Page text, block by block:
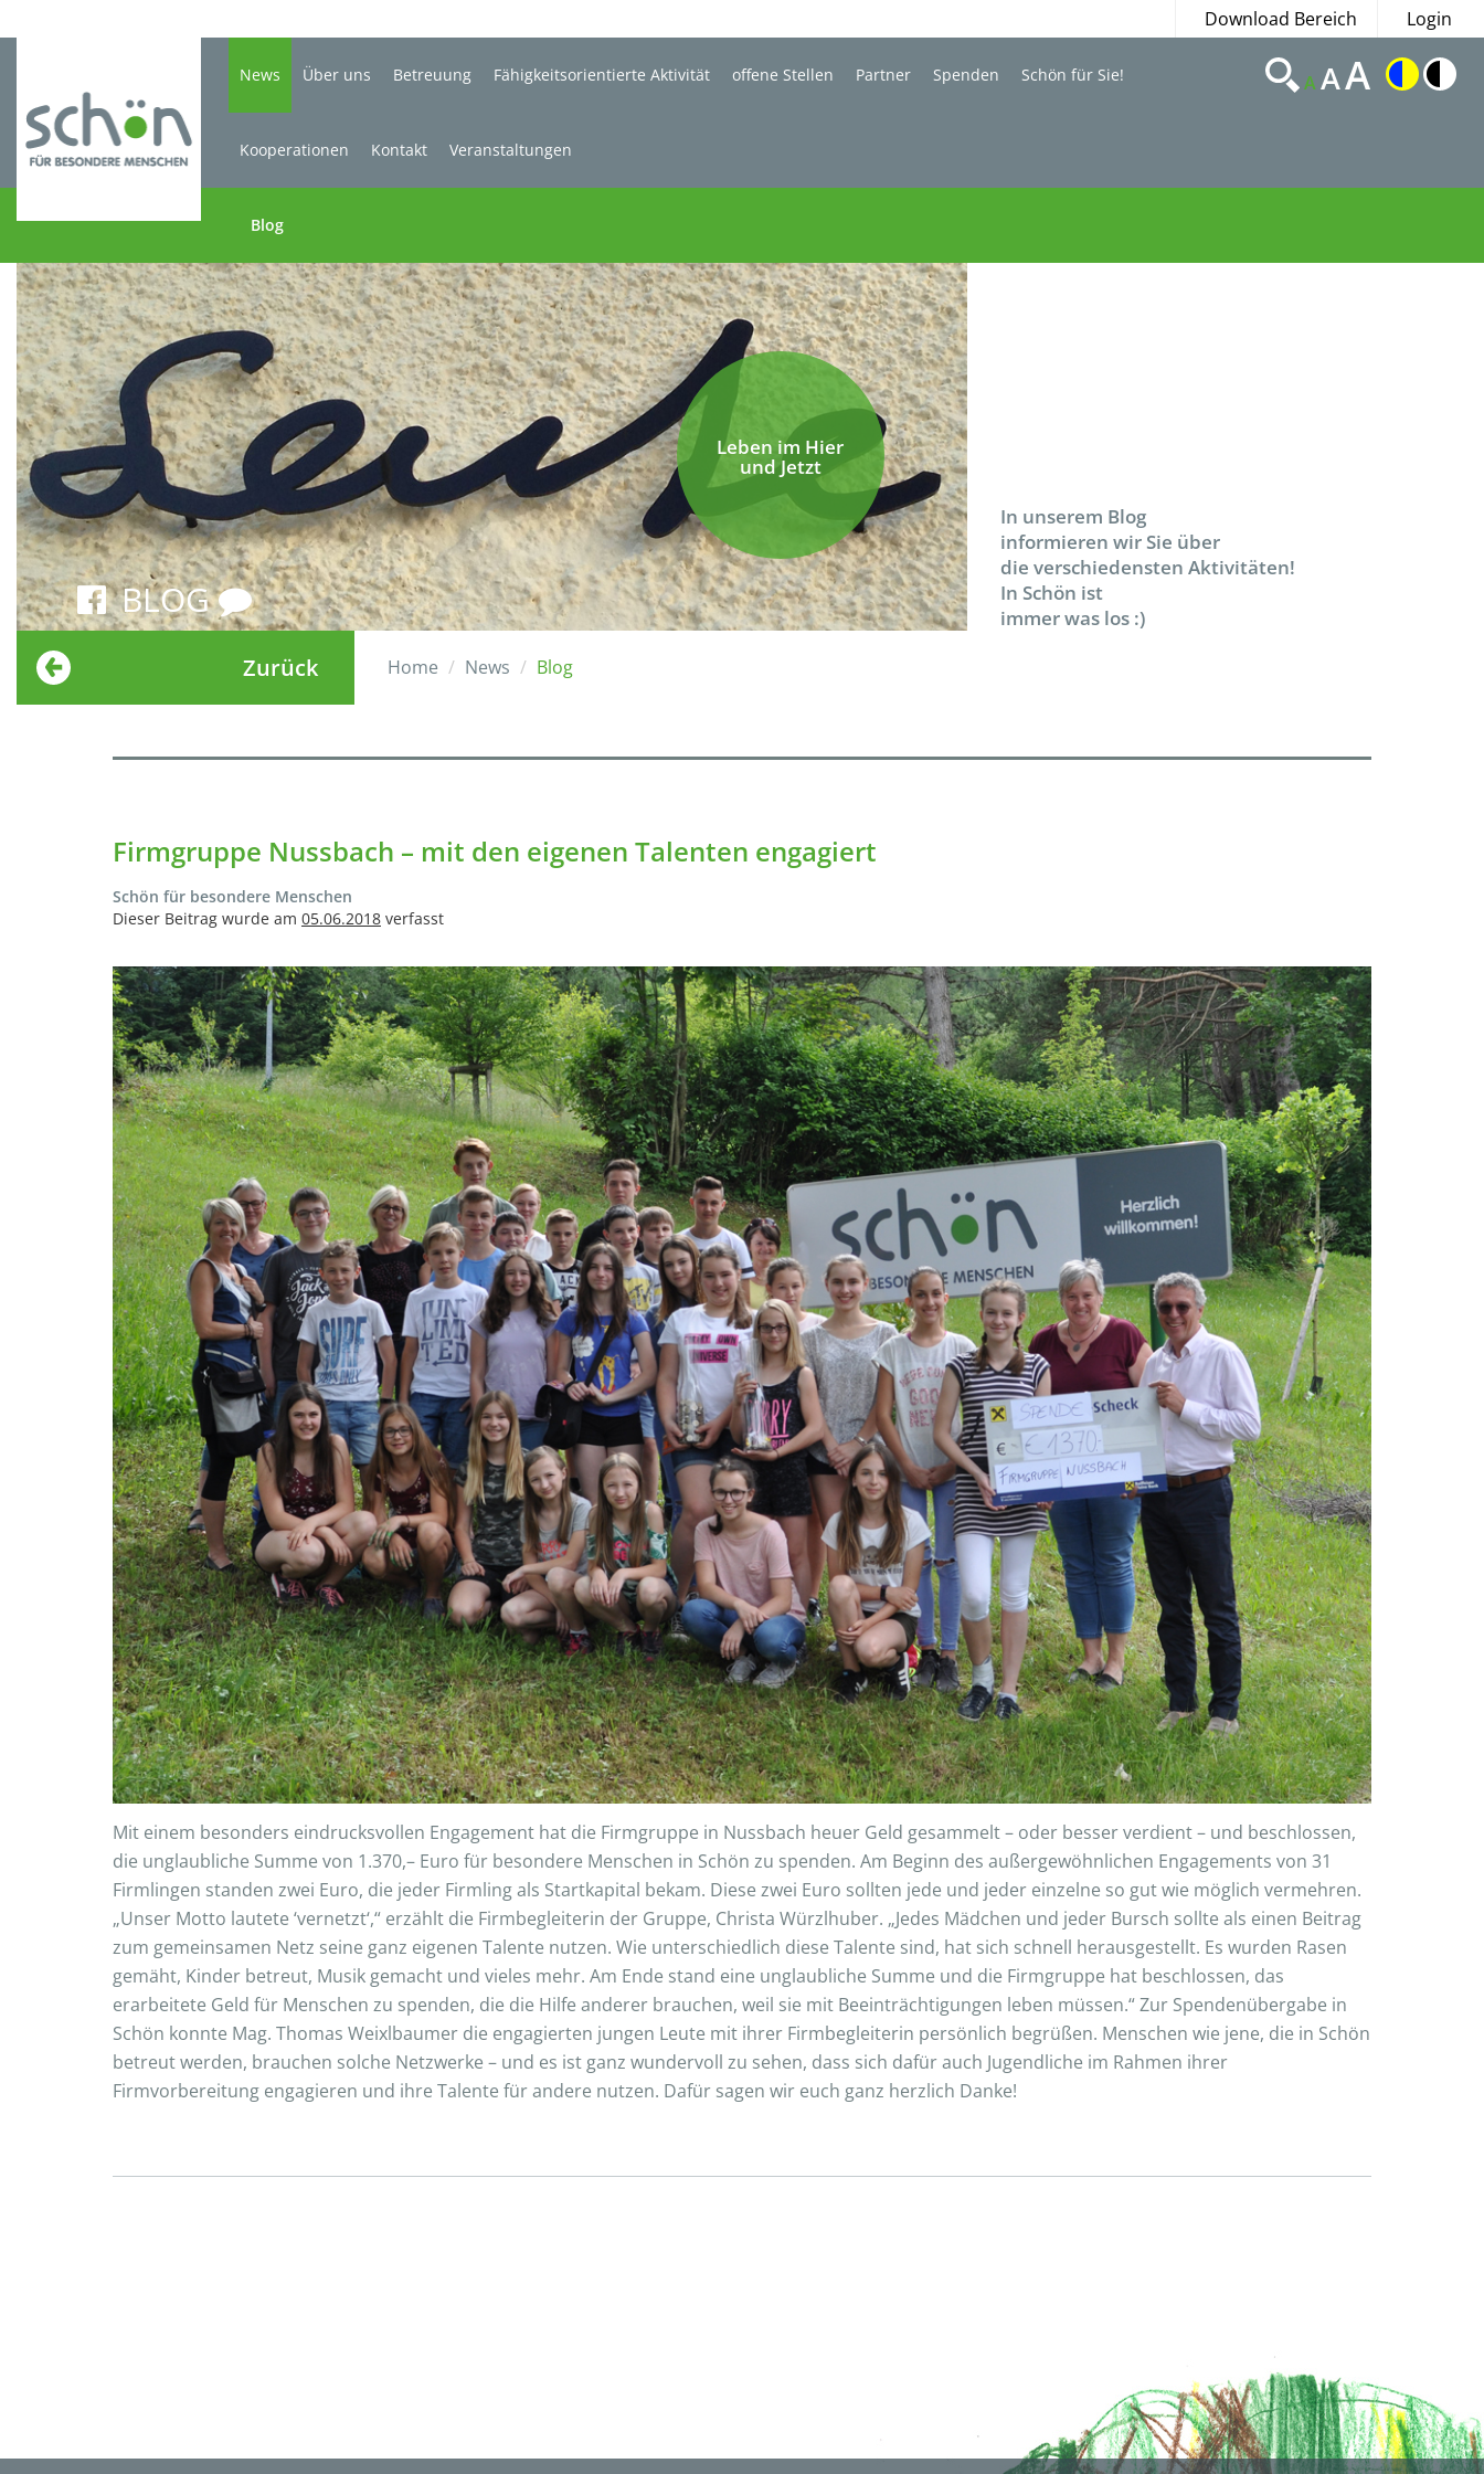
Download Bereich Login
News
Blog
Über uns Betreuung Fähigkeitsorientierte Aktivität offene Stellen Partner Spenden Schön für Sie!
Kooperationen Kontakt Veranstaltungen
AAA
Leben im Hier
und Jetzt
BLOG
In unserem Blog
informieren wir Sie über
die verschiedensten Aktivitäten!
In Schön ist
immer was los :)
Zurück Home News Blog
Firmgruppe Nussbach – mit den eigenen Talenten engagiert
Schön für besondere Menschen
Dieser Beitrag wurde am 05.06.2018 verfasst
Mit einem besonders eindrucksvollen Engagement hat die Firmgruppe in Nussbach heuer Geld gesammelt – oder besser verdient – und beschlossen,
die unglaubliche Summe von 1.370,– Euro für besondere Menschen in Schön zu spenden. Am Beginn des außergewöhnlichen Engagements von 31
Firmlingen standen zwei Euro, die jeder Firmling als Startkapital bekam. Diese zwei Euro sollten jede und jeder einzelne so gut wie möglich vermehren.
„Unser Motto lautete ‘vernetzt‘,“ erzählt die Firmbegleiterin der Gruppe, Christa Würzlhuber. „Jedes Mädchen und jeder Bursch sollte als einen Beitrag
zum gemeinsamen Netz seine ganz eigenen Talente nutzen. Wie unterschiedlich diese Talente sind, hat sich schnell herausgestellt. Es wurden Rasen
gemäht, Kinder betreut, Musik gemacht und vieles mehr. Am Ende stand eine unglaubliche Summe und die Firmgruppe hat beschlossen, das
erarbeitete Geld für Menschen zu spenden, die die Hilfe anderer brauchen, weil sie mit Beeinträchtigungen leben müssen.“ Zur Spendenübergabe in
Schön konnte Mag. Thomas Weixlbaumer die engagierten jungen Leute mit ihrer Firmbegleiterin persönlich begrüßen. Menschen wie jene, die in Schön
betreut werden, brauchen solche Netzwerke – und es ist ganz wundervoll zu sehen, dass sich dafür auch Jugendliche im Rahmen ihrer
Firmvorbereitung engagieren und ihre Talente für andere nutzen. Dafür sagen wir euch ganz herzlich Danke!